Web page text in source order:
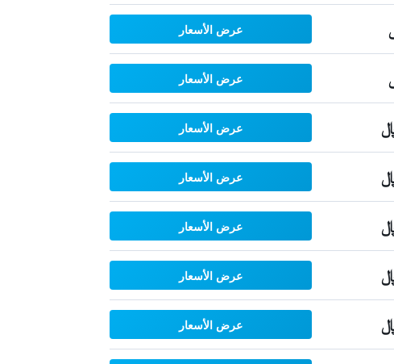
عرض الأسعار
عرض الأسعار
عرض الأسعار
عرض الأسعار
عرض الأسعار
عرض الأسعار
عرض الأسعار